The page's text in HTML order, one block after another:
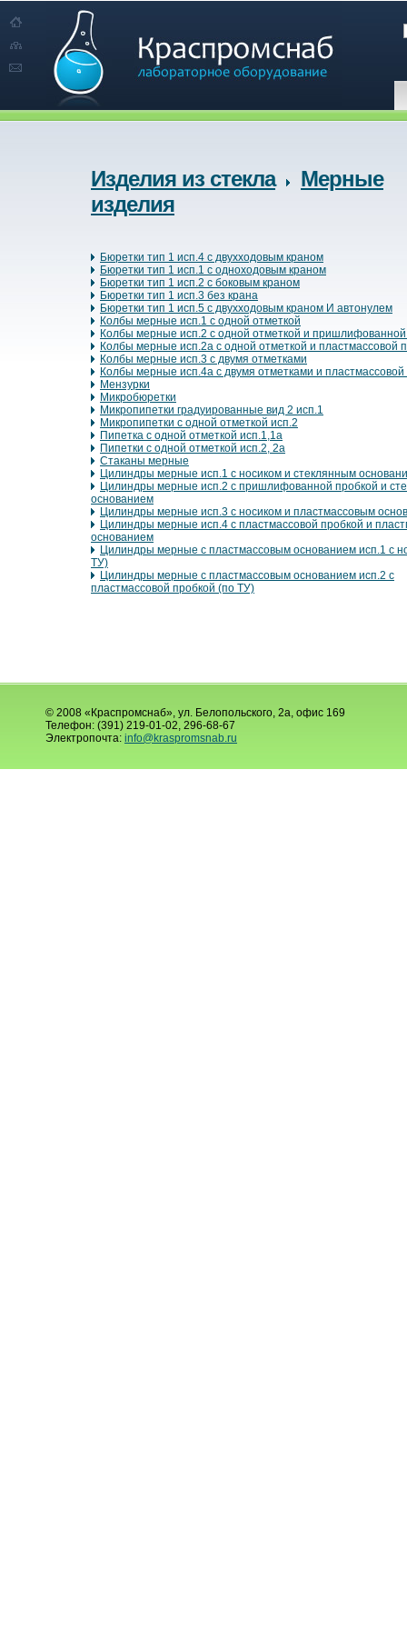
Изделия из стекла
Мерные
изделия
Бюретки тип 1 исп.4 с двухходовым краном
Бюретки тип 1 исп.1 с одноходовым краном
Бюретки тип 1 исп.2 с боковым краном
Бюретки тип 1 исп.3 без крана
Бюретки тип 1 исп.5 с двухходовым краном И автонулем
Колбы мерные исп.1 с одной отметкой
Колбы мерные исп.2 с одной отметкой и
Колбы мерные исп.2а с одной отметкой и пластмассовой
Колбы мерные исп.3 с двумя отметками
Колбы мерные исп.4а с двумя отметками и пластмассовой
Мензурки
Микробюретки
Микропипетки градуированные вид 2 исп.1
Микропипетки с одной отметкой исп.2
Пипетка с одной отметкой исп.1,1а
Пипетки с одной отметкой исп.2, 2а
Стаканы мерные
Цилиндры мерные исп.1 с носиком и стеклянным
Цилиндры мерные исп.2 с пришлифованной пробкой и
основанием
Цилиндры мерные исп.3 с носиком и пластмассовым
Цилиндры мерные исп.4 с пластмассовой пробкой и
основанием
Цилиндры мерные с пластмассовым основанием исп.1 с
ТУ)
Цилиндры мерные с пластмассовым основанием исп.2 с
пластмассовой пробкой (по ТУ)
© 2008 «Краспромснаб», ул. Белопольского, 2а, офис 169
Телефон: (391) 219-01-02, 296-68-67
Электропочта: info@kraspromsnab.ru